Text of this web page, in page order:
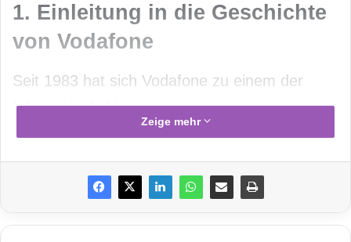
1. Einleitung in die Geschichte
von Vodafone
Seit 1983 hat sich Vodafone zu einem der
führenden Anbieter von
Kommunikationsdienstleistungen weltweit
entwickelt. Damals gründete das Unternehmen
als erster Mobilfunkanbieter in Großbritannien
Zeige mehr